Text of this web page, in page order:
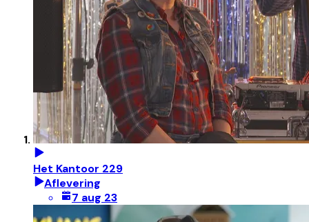
Het Kantoor 229
Aflevering
7 aug 23